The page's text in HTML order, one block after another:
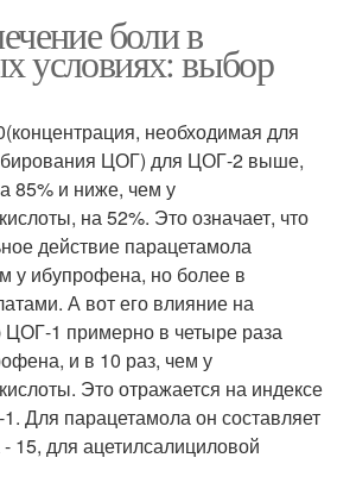
боли в
условиях: выбор
необходимая для
ЦОГ) для ЦОГ-2 выше,
85% и ниже, чем у
на 52%. Это означает, что
действие парацетамола
у ибупрофена, но более в
А вот его влияние на
ЦОГ-1 примерно в четыре раза
и в 10 раз, чем у
Это отражается на индексе
Для парацетамола он составляет
15, для ацетилсалициловой